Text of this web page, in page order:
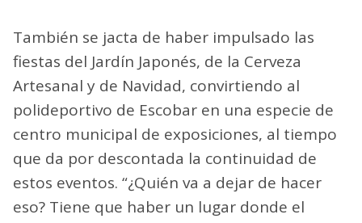
También se jacta de haber impulsado las
fiestas del Jardín Japonés, de la Cerveza
Artesanal y de Navidad, convirtiendo al
polideportivo de Escobar en una especie de
centro municipal de exposiciones, al tiempo
que da por descontada la continuidad de
estos eventos. “¿Quién va a dejar de hacer
eso? Tiene que haber un lugar donde el